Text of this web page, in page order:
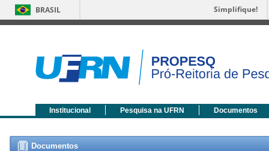
BRASIL Simplifique!
Institucional Pesquisa na UFRN Documentos
Documentos